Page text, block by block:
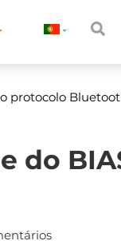
protocolo
do